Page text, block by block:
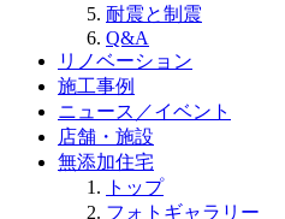
耐震と制震
Q&A
リノベーション
施工事例
ニュース／イベント
店舗・施設
無添加住宅
トップ
フォトギャラリー